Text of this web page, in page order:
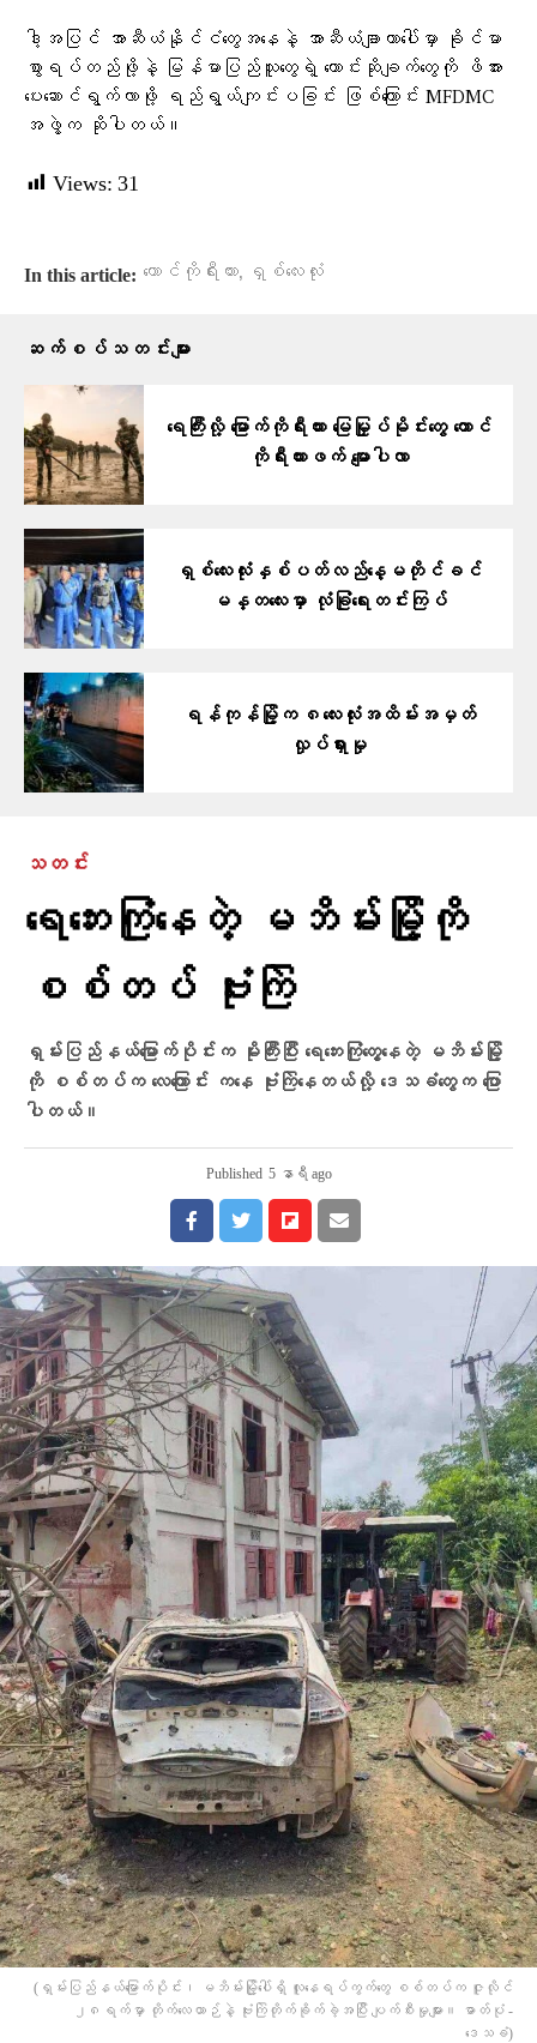
ဒါ့အပြင် အာဆီယံနိုင်ငံတွေအနေနဲ့ အာဆီယံချာတာပေါ်မှာ ခိုင်မာ
စွာရပ်တည်ဖို့နဲ့ မြန်မာပြည်သူတွေရဲ့ တောင်းဆိုချက်တွေကို ဖိအား
ပေးဆောင်ရွက်လာဖို့ ရည်ရွယ်ကျင်းပခြင်း ဖြစ်ကြောင်း MFDMC
အဖွဲ့က ဆိုပါတယ်။
Views: 31
In this article: တောင်ကိုရီးယား, ရှစ်လေးလုံး
ဆက်စပ်သတင်းများ
ရေကြီးလို့ မြောက်ကိုရီးယား မြေမြှုပ်မိုင်းတွေ တောင်
ကိုရီးယားဖက် မျောပါလာ
ရှစ်လေးလုံးနှစ်ပတ်လည်နေ့မတိုင်ခင်
မန္တလေးမှာ လုံခြုံရေးတင်းကြပ်
ရန်ကုန်မြို့က ၈လေးလုံးအထိမ်းအမှတ်
လှုပ်ရှားမှု
သတင်း
ရေဘေးကြုံနေတဲ့ မဘိမ်းမြို့ကို
စစ်တပ် ဗုံးကြဲ
ရှမ်းပြည်နယ်မြောက်ပိုင်းက မိုးကြီးပြီး ရေဘေးကြုံတွေ့နေတဲ့ မဘိမ်းမြို့
ကို စစ်တပ်က လေကြောင်း ကနေ ဗုံးကြဲနေတယ်လို့ ဒေသခံတွေက ပြော
ပါတယ်။
Published 5 နာရီ ago
(ရှမ်းပြည်နယ်မြောက်ပိုင်း၊ မဘိမ်းမြို့ပေါ်ရှိ လူနေရပ်ကွက်တွေ စစ်တပ်က ဇူလိုင်
၂၈ရက်မှာ တိုက်လေယာဉ်နဲ့ ဗုံးကြဲတိုက်ခိုက်ခဲ့အပြီး ပျက်စီးမှုများ။ ဓာတ်ပုံ -
ဒေသခံ)